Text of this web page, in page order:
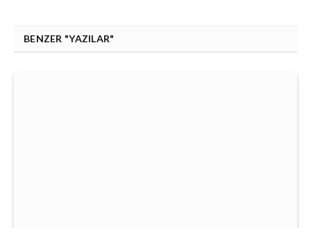
BENZER "YAZILAR"